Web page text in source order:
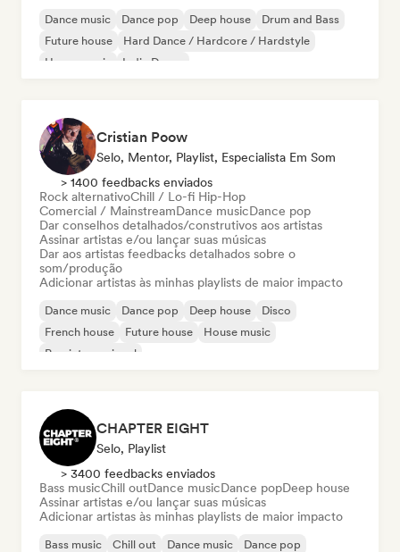
Dance music Dance pop Deep house
Drum and Bass
Future house
Hard Dance / Hardcore / Hardstyle
House music
Indie Dance
Cristian Poow
Selo, Mentor, Playlist, Especialista Em Som
> 1400 feedbacks enviados
Rock alternativoChill / Lo-fi Hip-Hop
Comercial / MainstreamDance musicDance pop
Dar conselhos detalhados/construtivos aos artistas
Assinar artistas e/ou lançar suas músicas
Dar aos artistas feedbacks detalhados sobre o
som/produção
Adicionar artistas às minhas playlists de maior impacto
Dance music Dance pop Deep house
Disco
French house
Future house
House music
Pop internacional
CHAPTER EIGHT
Selo, Playlist
> 3400 feedbacks enviados
Bass musicChill outDance musicDance popDeep house
Assinar artistas e/ou lançar suas músicas
Adicionar artistas às minhas playlists de maior impacto
Bass music Chill out Dance music
Dance pop